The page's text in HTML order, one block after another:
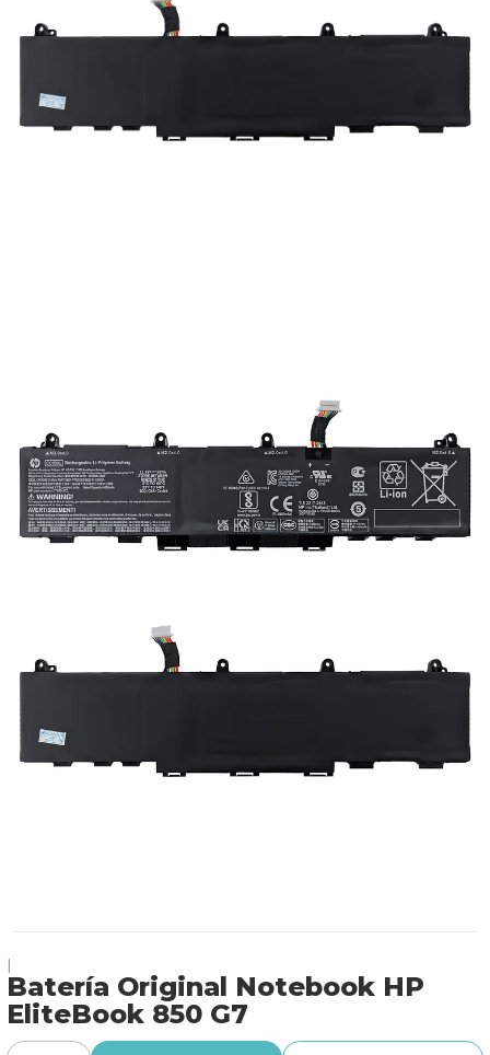
Batería Original Notebook HP
EliteBook 850 G7